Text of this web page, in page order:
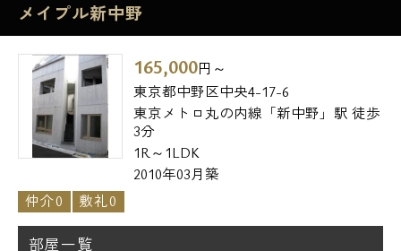
メイプル新中野
165,000円～
東京都中野区中央4-17-6
東京メトロ丸の内線「新中野」駅 徒歩
3分
1R～1LDK
2010年03月築
仲介0
敷礼0
部屋一覧